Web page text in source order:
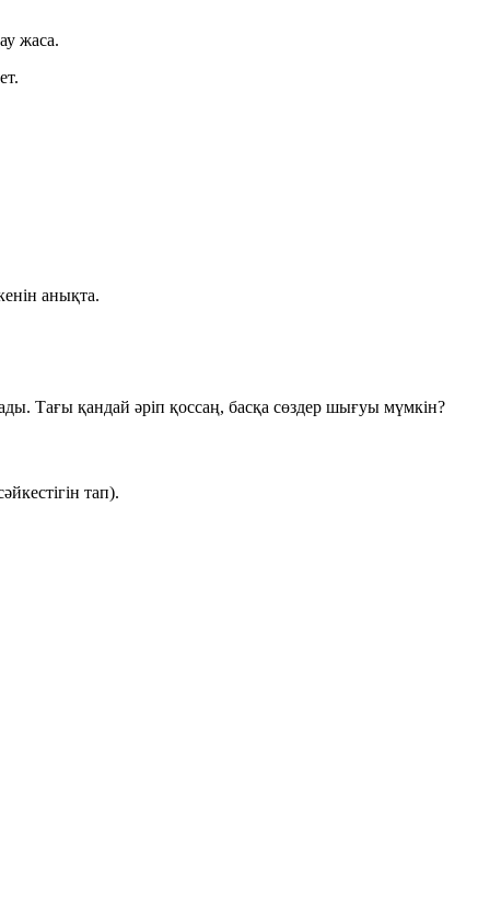
жаса.
анықта.
Тағы қандай әріп қоссаң, басқа сөздер шығуы мүмкін?
тап).